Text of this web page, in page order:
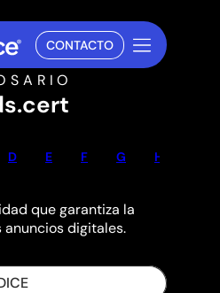
CONTACTO
D E F G H
que garantiza la
digitales.